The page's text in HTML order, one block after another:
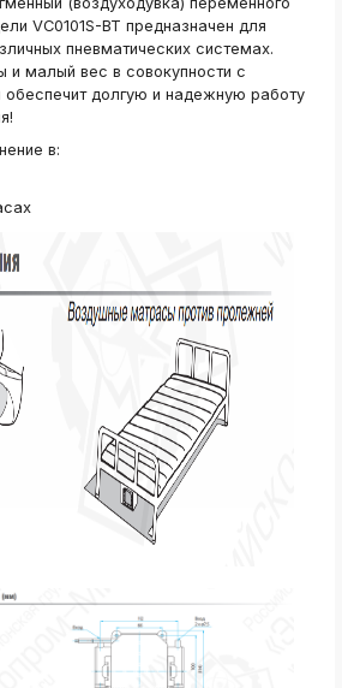
VC0101S-BT предназначен для
пневматических системах.
и малый вес в совокупности с
обеспечит долгую и надежную работу
в: